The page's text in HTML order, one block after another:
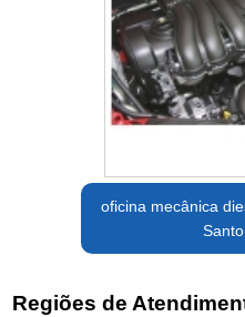
oficina mecânica
Regiões de